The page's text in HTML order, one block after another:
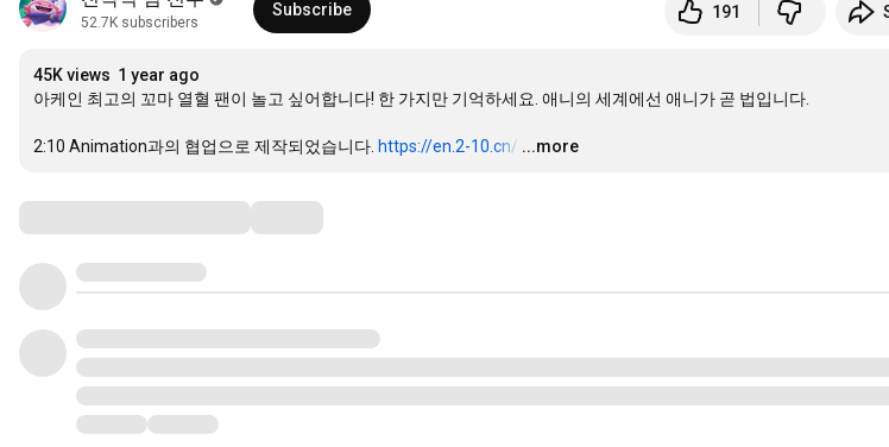
52.7K subscribers
Subscribe 191
45K views 1 year ago
아케인 최고의 꼬마 열혈 팬이 놀고 싶어합니다! 한 가지만 기억하세요. 애니의 세계에선 애니가 곧 법입니다.
2:10 Animation과의 협업으로 제작되었습니다. https://en.2-10.cn/ …
...more